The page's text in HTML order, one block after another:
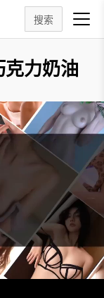
搜索
克力奶油